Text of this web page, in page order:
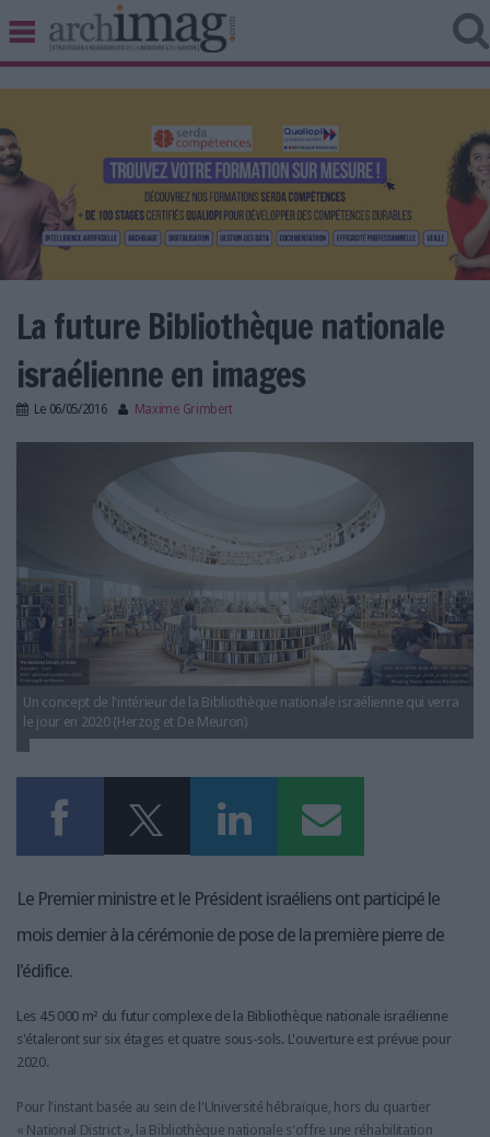
BIBLIOTHÈQUE ÉDITION
UNIVERS DATA
TRAVAIL COLLABORATIF
VIE NUMÉRIQUE
NUMÉRIQUE RESPONSABLE
LES DOSSIERS
LES GUIDES PRATIQUES
LES BASES DE DONNÉES
L'AGENDA
L'ANNUAIRE DES ACTEURS
LES LIVRES BLANCS
LES SUPPLÉMENTS
NOS OFFRES D'ABONNEMENTS
La future Bibliothèque nationale
israélienne en images
Le 06/05/2016 Maxime Grimbert
Un concept de l'intérieur de la Bibliothèque nationale israélienne qui verra
le jour en 2020 (Herzog et De Meuron)
Le Premier ministre et le Président israéliens ont participé le
mois dernier à la cérémonie de pose de la première pierre de
l'édifice.
Les 45 000 m² du futur complexe de la Bibliothèque nationale israélienne
s'étaleront sur six étages et quatre sous-sols. L'ouverture est prévue pour
2020.
Pour l'instant basée au sein de l'Université hébraïque, hors du quartier
« National District », la Bibliothèque nationale s'offre une réhabilitation